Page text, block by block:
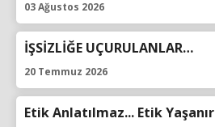
03 Ağustos 2026
İŞSİZLİĞE UÇURULANLAR…
20 Temmuz 2026
Etik Anlatılmaz... Etik Yaşanır